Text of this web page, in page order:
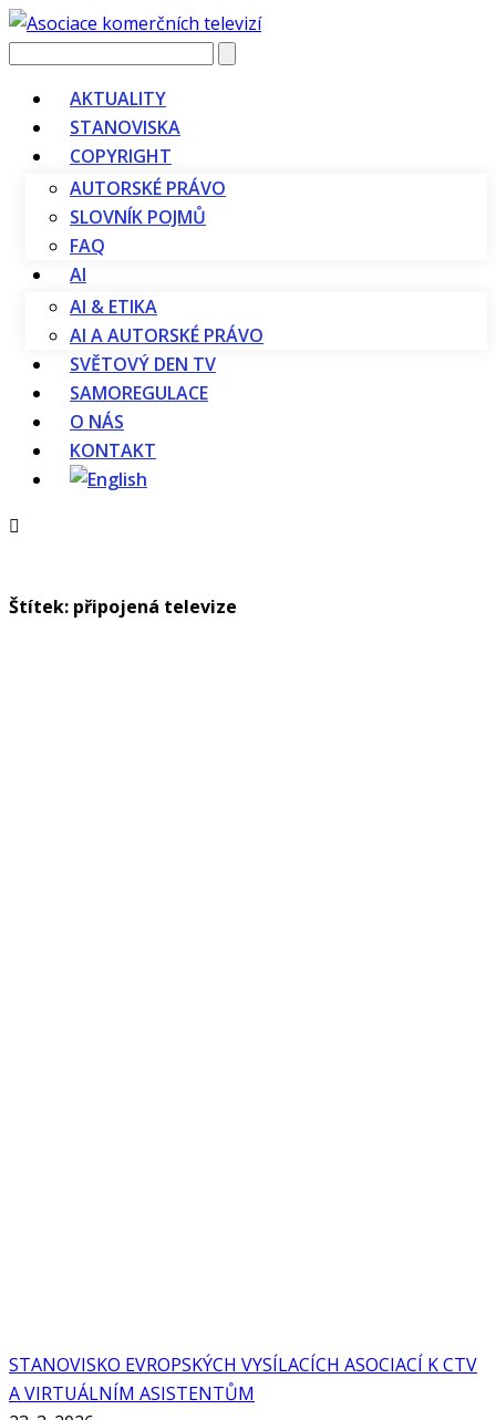
Vyhledávání
AKTUALITY
STANOVISKA
COPYRIGHT
AUTORSKÉ PRÁVO
SLOVNÍK POJMŮ
FAQ
AI
AI & ETIKA
AI A AUTORSKÉ PRÁVO
SVĚTOVÝ DEN TV
SAMOREGULACE
O NÁS
KONTAKT
Štítek: připojená televize
STANOVISKO EVROPSKÝCH VYSÍLACÍCH ASOCIACÍ K CTV
A VIRTUÁLNÍM ASISTENTŮM